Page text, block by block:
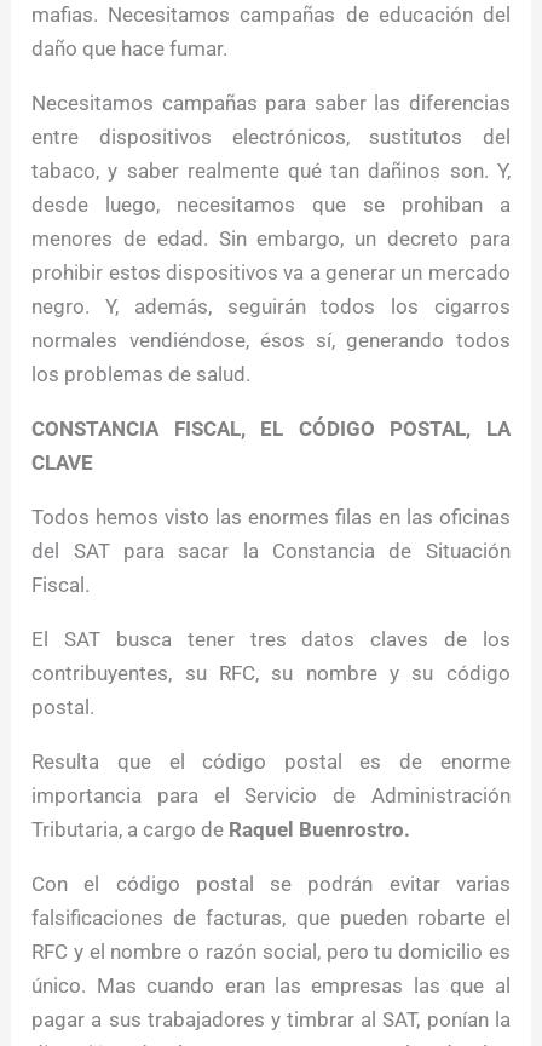
mafias. Necesitamos campañas de educación del
daño que hace fumar.
Necesitamos campañas para saber las diferencias
entre dispositivos electrónicos, sustitutos del
tabaco, y saber realmente qué tan dañinos son. Y,
desde luego, necesitamos que se prohiban a
menores de edad. Sin embargo, un decreto para
prohibir estos dispositivos va a generar un mercado
negro. Y, además, seguirán todos los cigarros
normales vendiéndose, ésos sí, generando todos
los problemas de salud.
CONSTANCIA FISCAL, EL CÓDIGO POSTAL, LA
CLAVE
Todos hemos visto las enormes filas en las oficinas
del SAT para sacar la Constancia de Situación
Fiscal.
El SAT busca tener tres datos claves de los
contribuyentes, su RFC, su nombre y su código
postal.
Resulta que el código postal es de enorme
importancia para el Servicio de Administración
Tributaria, a cargo de Raquel Buenrostro.
Con el código postal se podrán evitar varias
falsificaciones de facturas, que pueden robarte el
RFC y el nombre o razón social, pero tu domicilio es
único. Mas cuando eran las empresas las que al
pagar a sus trabajadores y timbrar al SAT, ponían la